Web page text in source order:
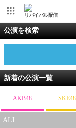
リバイバル配信
公演を検索
新着の公演一覧
AKB48 SKE48
ALL